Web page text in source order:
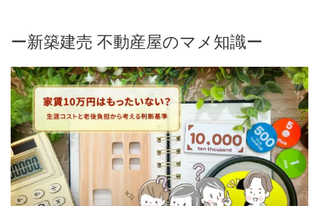
ー新築建売 不動産屋のマメ知識ー